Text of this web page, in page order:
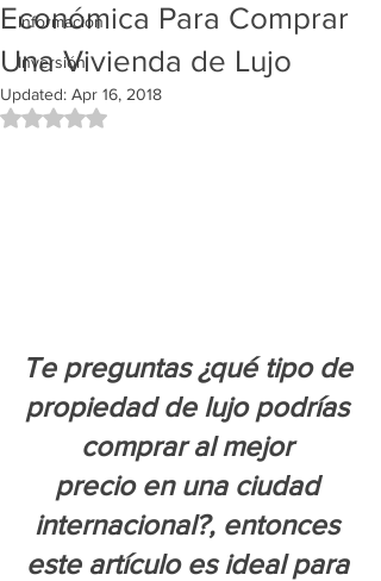
Información
Inversión
Económica Para Comprar
Una Vivienda de Lujo
Updated: Apr 16, 2018
Rated NaN out of 5 stars.
Te preguntas ¿qué tipo de
propiedad de lujo podrías
comprar al mejor
precio en una ciudad
internacional?, entonces
este artículo es ideal para